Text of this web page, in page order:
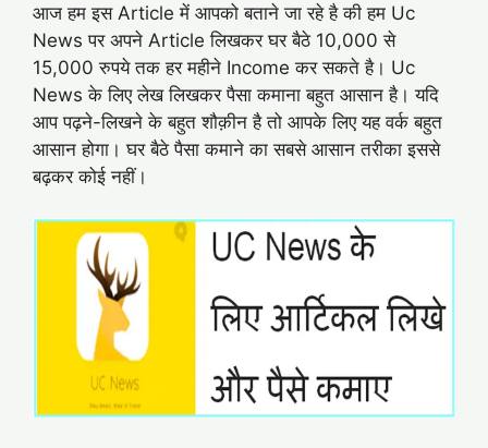
आज हम इस Article में आपको बताने जा रहे है की हम Uc
News पर अपने Article लिखकर घर बैठे 10,000 से
15,000 रुपये तक हर महीने Income कर सकते है। Uc
News के लिए लेख लिखकर पैसा कमाना बहुत आसान है। यदि
आप पढ़ने-लिखने के बहुत शौक़ीन है तो आपके लिए यह वर्क बहुत
आसान होगा। घर बैठे पैसा कमाने का सबसे आसान तरीका इससे
बढ़कर कोई नहीं।